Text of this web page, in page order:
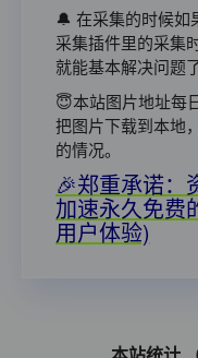
🔔 在采集的时候
采集插件里的采集
就能基本解决问题了
😇本站图片地址每
把图片下载到本地
的情况。
🎉郑重承诺：
加速永久免费
用户体验)